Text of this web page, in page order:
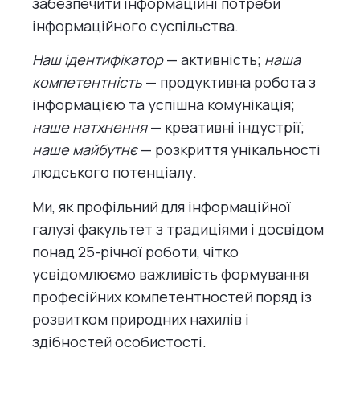
інформаційного суспільства.
Наш ідентифікатор— активність; наша
компетентність — продуктивна робота з
інформацією та успішна комунікація;
наше натхнення— креативні індустрії;
наше майбутнє— розкриття унікальності
людського потенціалу.
Ми, як профільний для інформаційної
галузі факультет з традиціями і досвідом
понад 25-річної роботи, чітко
усвідомлюємо важливість формування
професійних компетентностей поряд із
розвитком природних нахилів і
здібностей особистості.